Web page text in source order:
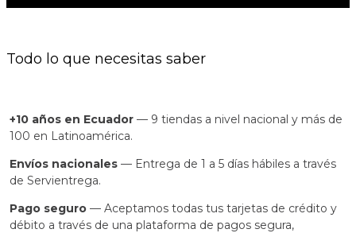
Todo lo que necesitas saber
+10 años en Ecuador — 9 tiendas a nivel nacional y más de
100 en Latinoamérica.
Envíos nacionales — Entrega de 1 a 5 días hábiles a través
de Servientrega.
Pago seguro — Aceptamos todas tus tarjetas de crédito y
débito a través de una plataforma de pagos segura,